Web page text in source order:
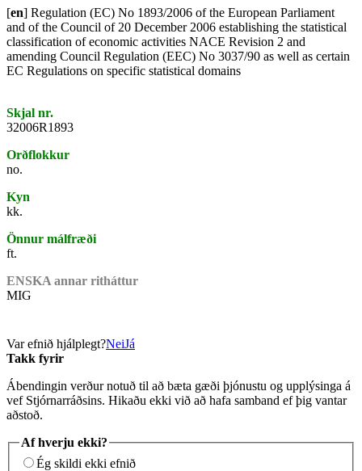
[en] Regulation (EC) No 1893/2006 of the European Parliament
and of the Council of 20 December 2006 establishing the statistical
classification of economic activities NACE Revision 2 and
amending Council Regulation (EEC) No 3037/90 as well as certain
EC Regulations on specific statistical domains
Skjal nr.
32006R1893
Orðflokkur
no.
Kyn
kk.
Önnur málfræði
ft.
ENSKA annar ritháttur
MIG
Var efnið hjálplegt?NeiJá
Takk fyrir
Ábendingin verður notuð til að bæta gæði þjónustu og upplýsinga á
vef Stjórnarráðsins. Hikaðu ekki við að hafa samband ef þig vantar
aðstoð.
Af hverju ekki?
Ég skildi ekki efnið